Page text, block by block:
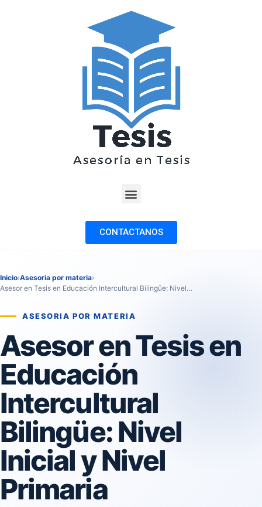
CONTACTANOS
Inicio›Asesoria por materia›
Asesor en Tesis en Educación Intercultural Bilingüe: Nivel…
ASESORIA POR MATERIA
Asesor en Tesis en
Educación
Intercultural
Bilingüe: Nivel
Inicial y Nivel
Primaria